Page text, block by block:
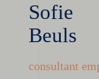
Sofie
Beuls
consultant